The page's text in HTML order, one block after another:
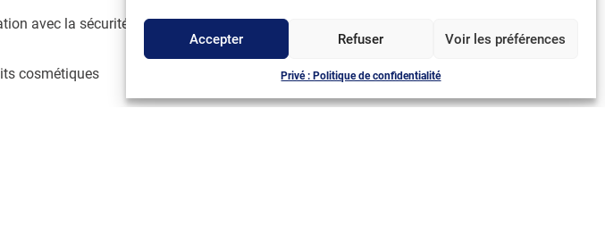
Accepter Refuser Voir les préférences
Privé : Politique de confidentialité
avec la sécurité du
cosmétiques
la communication scientifique,
responsable laboratoires de contrôles